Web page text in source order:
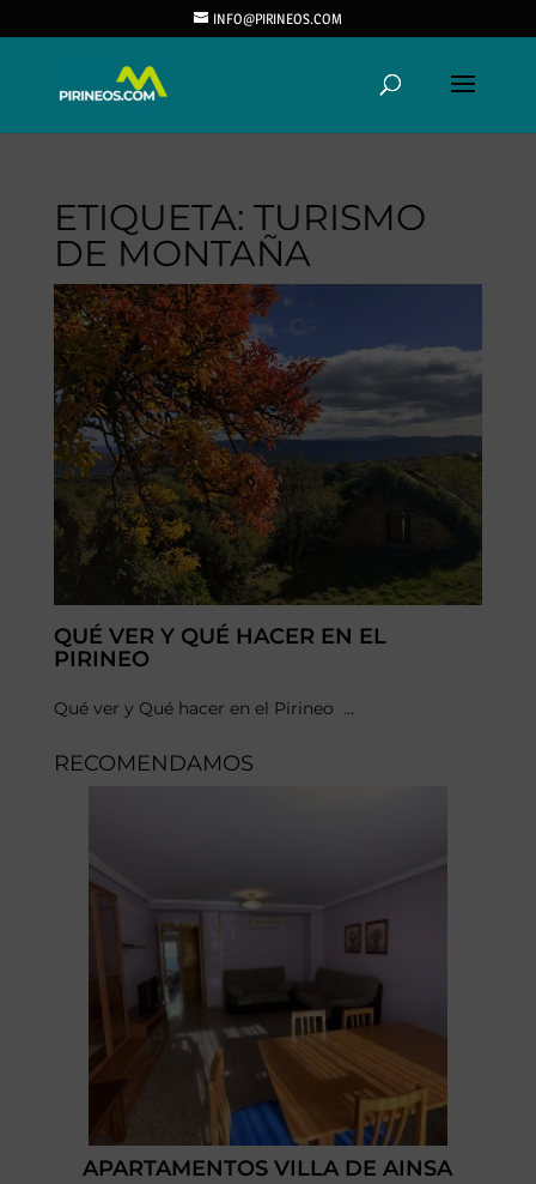
INFO@PIRINEOS.COM
ETIQUETA: TURISMO
DE MONTAÑA
QUÉ VER Y QUÉ HACER EN EL
PIRINEO
Qué ver y Qué hacer en el Pirineo ...
RECOMENDAMOS
APARTAMENTOS VILLA DE AINSA